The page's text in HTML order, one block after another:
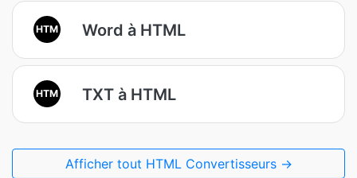
HTM Word à HTML
HTM TXT à HTML
Afficher tout HTML Convertisseurs →